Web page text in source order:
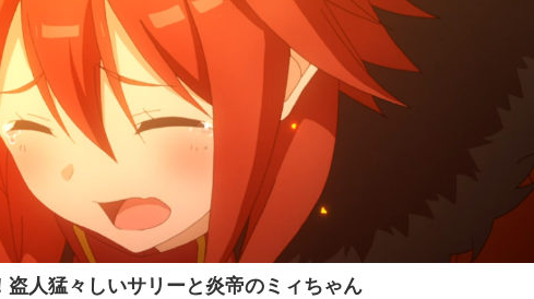
盗人猛々しいサリーと炎帝のミィちゃん